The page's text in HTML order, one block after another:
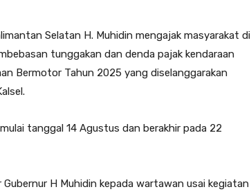
Selatan H. Muhidin mengajak masyarakat di
tunggakan dan denda pajak kendaraan
Bermotor Tahun 2025 yang diselanggarakan
tanggal 14 Agustus dan berakhir pada 22
H Muhidin kepada wartawan usai kegiatan